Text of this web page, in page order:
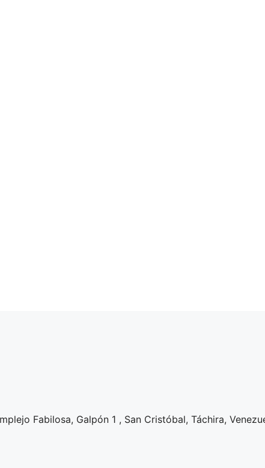
Fabilosa, Galpón 1 , San Cristóbal, Táchira,